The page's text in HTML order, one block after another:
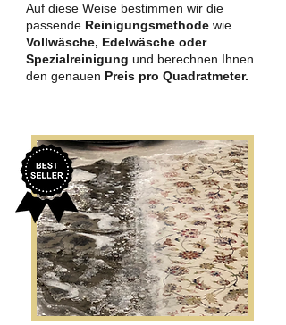
Auf diese Weise bestimmen wir die
passende Reinigungsmethode wie
Vollwäsche, Edelwäsche oder
Spezialreinigung und berechnen Ihnen
den genauen Preis pro Quadratmeter.